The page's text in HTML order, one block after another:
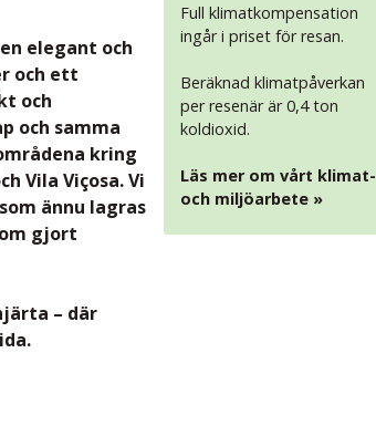
elegant och
och ett
och
och samma
kring
Vila Viçosa. Vi
ännu lagras
gjort
– där
Full klimatkompensation
ingår i priset för resan.
Beräknad klimatpåverkan
per resenär är 0,4 ton
koldioxid.
Läs mer om vårt klimat-
och miljöarbete »